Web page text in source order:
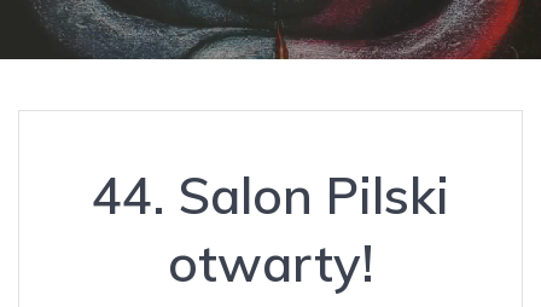
44. Salon Pilski
otwarty!